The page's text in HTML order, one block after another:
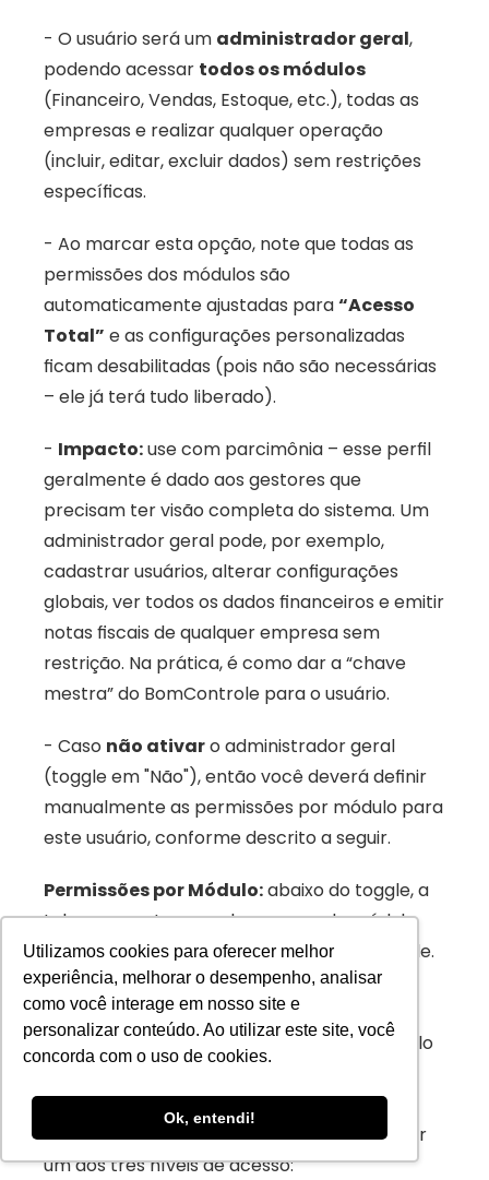
Utilizamos cookies para oferecer melhor
experiência, melhorar o desempenho, analisar
como você interage em nosso site e
personalizar conteúdo. Ao utilizar este site, você
concorda com o uso de cookies.
Ok, entendi!
- O usuário será um administrador geral,
podendo acessar todos os módulos
(Financeiro, Vendas, Estoque, etc.), todas as
empresas e realizar qualquer operação
(incluir, editar, excluir dados) sem restrições
específicas.
- Ao marcar esta opção, note que todas as
permissões dos módulos são
automaticamente ajustadas para “Acesso
Total” e as configurações personalizadas
ficam desabilitadas (pois não são necessárias
– ele já terá tudo liberado).
- Impacto: use com parcimônia – esse perfil
geralmente é dado aos gestores que
precisam ter visão completa do sistema. Um
administrador geral pode, por exemplo,
cadastrar usuários, alterar configurações
globais, ver todos os dados financeiros e emitir
notas fiscais de qualquer empresa sem
restrição. Na prática, é como dar a “chave
mestra” do BomControle para o usuário.
- Caso não ativar o administrador geral
(toggle em "Não"), então você deverá definir
manualmente as permissões por módulo para
este usuário, conforme descrito a seguir.
Permissões por Módulo: abaixo do toggle, a
tela apresenta uma aba para cada módulo
disponível na sua assinatura do BomControle.
Cada aba corresponde a um conjunto de
permissões daquele módulo. Por exemplo:
Financeiro, Vendas, CRM, etc. (Obs.: O módulo
permissões de acesso às configurações
gerais). Para cada módulo, você pode definir
um dos três níveis de acesso: